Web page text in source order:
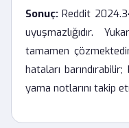
Sonuç: Reddit
uyuşmazlığıdır.
tamamen
hataları
yama notlarını takip